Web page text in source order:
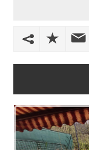
VIVIENDA
TRABAJA
NOSOTROS
ENLACES